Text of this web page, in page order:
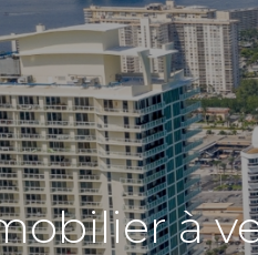
à